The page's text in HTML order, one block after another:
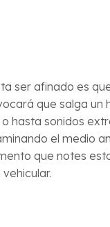
ser afinado es
que salga un
hasta sonidos
el medio
que notes